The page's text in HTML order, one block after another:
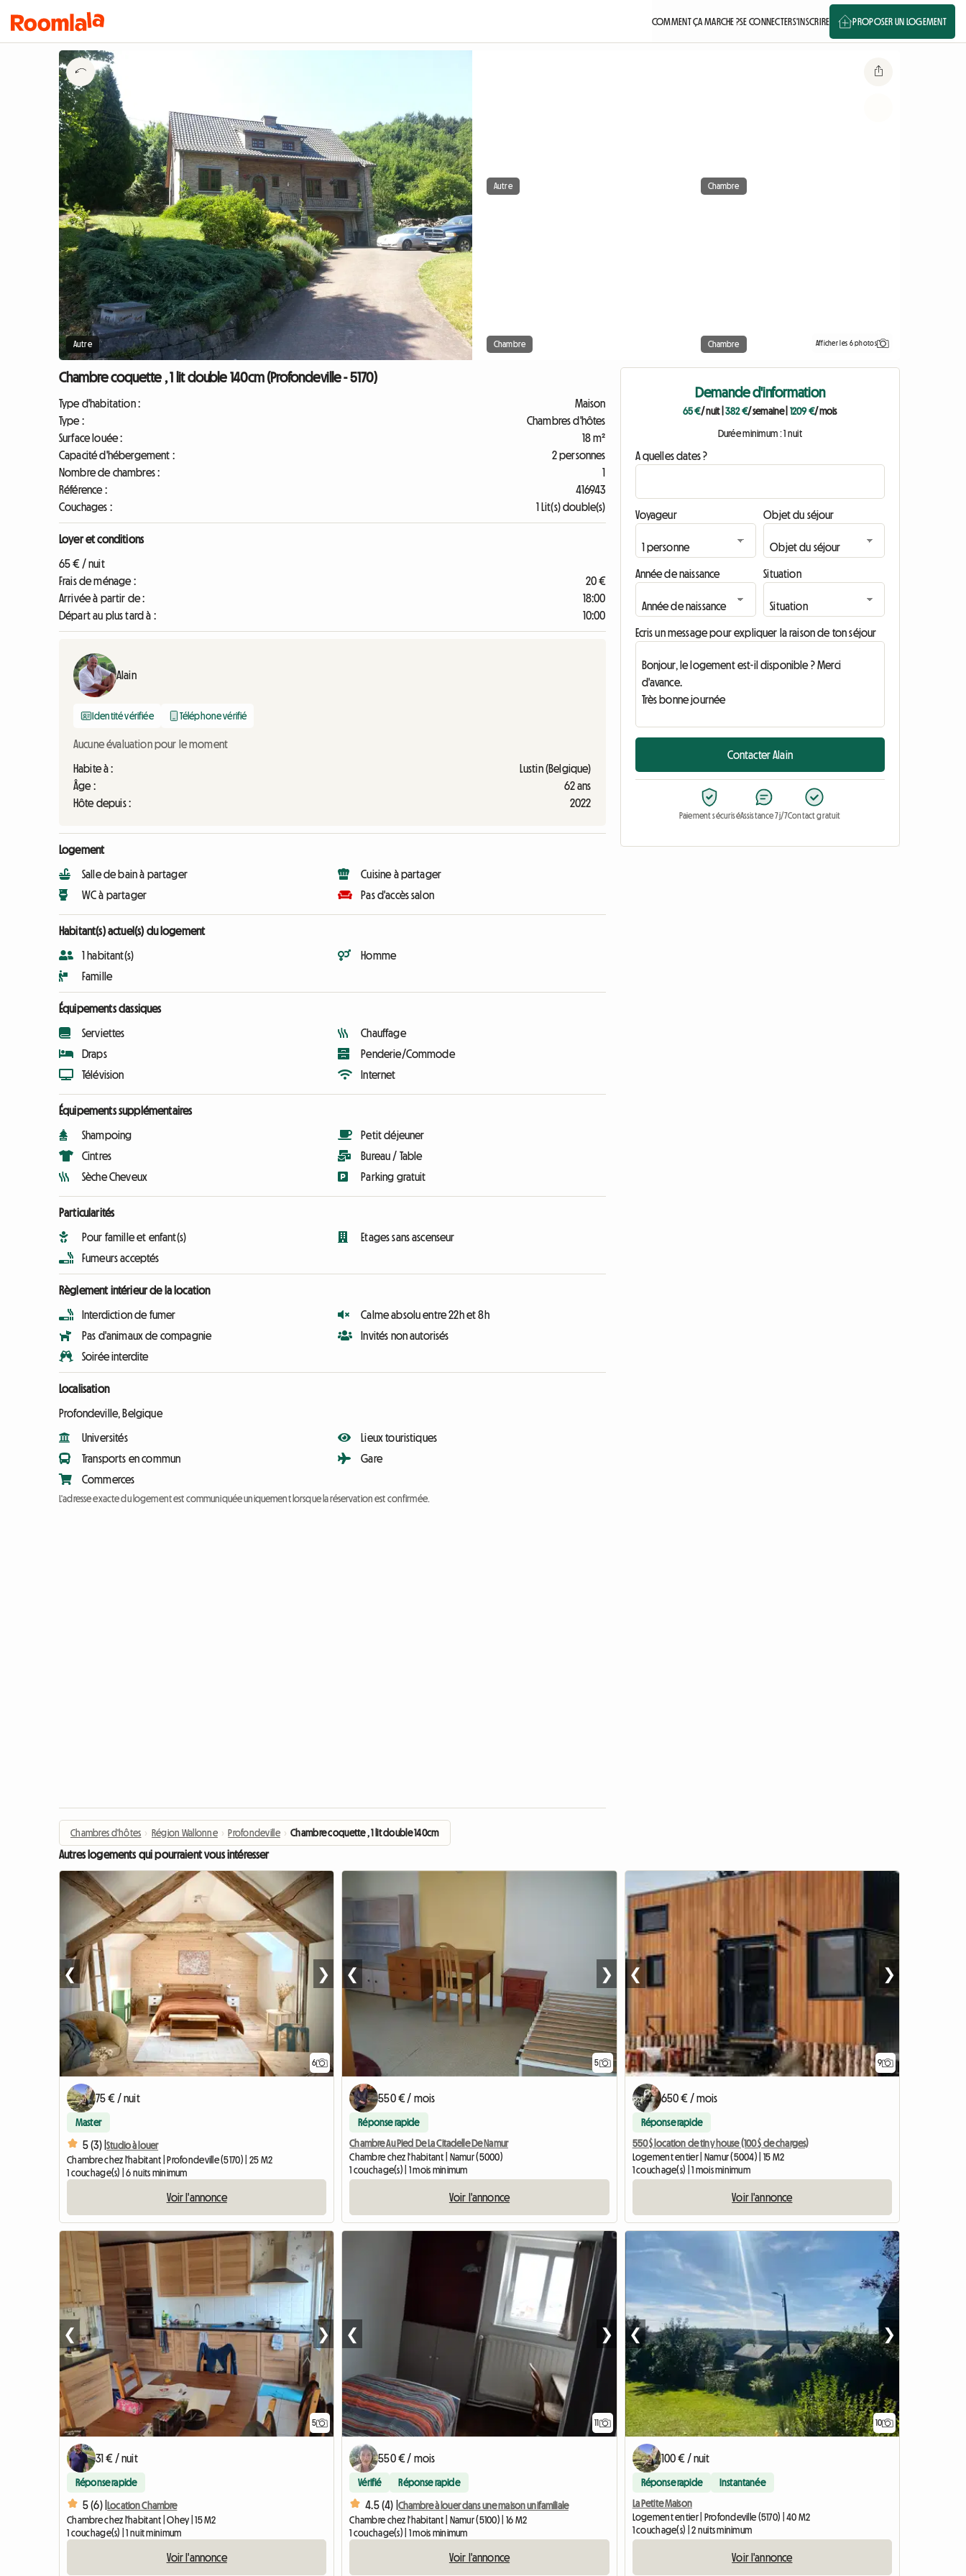
COMMENT ÇA MARCHE ?SE CONNECTERS'INSCRIRE PROPOSER UN LOGEMENT
Autre
Autre Chambre
Chambre Chambre Afficher les 6 photos
Chambre coquette , 1 lit double 140cm (Profondeville - 5170)
Type d'habitation :
Maison
Type :
Chambres d'hôtes
Surface louée :
18 m²
Capacité d'hébergement :
2 personnes
Nombre de chambres :
1
Référence :
416943
Couchages :
1 Lit(s) double(s)
Loyer et conditions
65 € / nuit
Frais de ménage :
20 €
Arrivée à partir de :
18:00
Départ au plus tard à :
10:00
Alain
Identité vérifiée Téléphone vérifié
Aucune évaluation pour le moment
Habite à :
Lustin (Belgique)
Âge :
62 ans
Hôte depuis :
2022
Logement
Salle de bain à partager
WC à partager
Cuisine à partager
Pas d'accès salon
Habitant(s) actuel(s) du logement
1 habitant(s)
Famille
Homme
Équipements classiques
Serviettes
Draps
Télévision
Chauffage
Penderie/Commode
Internet
Équipements supplémentaires
Shampoing
Cintres
Sèche Cheveux
Petit déjeuner
Bureau / Table
Parking gratuit
Particularités
Pour famille et enfant(s)
Fumeurs acceptés
Etages sans ascenseur
Règlement intérieur de la location
Interdiction de fumer
Pas d'animaux de compagnie
Soirée interdite
Calme absolu entre 22h et 8h
Invités non autorisés
Localisation
Profondeville, Belgique
Universités
Transports en commun
Commerces
Lieux touristiques
Gare
L'adresse exacte du logement est communiquée uniquement lorsque la réservation est confirmée.
Demande d'information
65 €/ nuit| 382 €/ semaine| 1209 €/ mois
Durée minimum : 1 nuit
A quelles dates ?
Voyageur Objet du séjour
Année de naissance Situation
Ecris un message pour expliquer la raison de ton séjour
Contacter Alain
Paiement sécuriséAssistance 7j/7Contact gratuit
Chambres d'hôtes › Région Wallonne › Profondeville › Chambre coquette , 1 lit double 140cm
Autres logements qui pourraient vous intéresser
6
❮ ❯
75 € / nuit
Master
5 (3) |Studio à louer
Chambre chez l'habitant | Profondeville (5170) | 25 M2
1 couchage(s) | 6 nuits minimum
Voir l'annonce
5
❮ ❯
550 € / mois
Réponse rapide
Chambre Au Pied De La Citadelle De Namur
Chambre chez l'habitant | Namur (5000)
1 couchage(s) | 1 mois minimum
Voir l'annonce
9
❮ ❯
650 € / mois
Réponse rapide
550 $ location de tiny house (100 $ de charges)
Logement entier | Namur (5004) | 15 M2
1 couchage(s) | 1 mois minimum
Voir l'annonce
5
❮ ❯
31 € / nuit
Réponse rapide
5 (6) |Location Chambre
Chambre chez l'habitant | Ohey | 15 M2
1 couchage(s) | 1 nuit minimum
Voir l'annonce
11
❮ ❯
550 € / mois
Vérifié Réponse rapide
4.5 (4) | Chambre à louer dans une maison unifamiliale
Chambre chez l'habitant | Namur (5100) | 16 M2
1 couchage(s) | 1 mois minimum
Voir l'annonce
10
❮ ❯
100 € / nuit
Réponse rapide Instantanée
La Petite Maison
Logement entier | Profondeville (5170) | 40 M2
1 couchage(s) | 2 nuits minimum
Voir l'annonce